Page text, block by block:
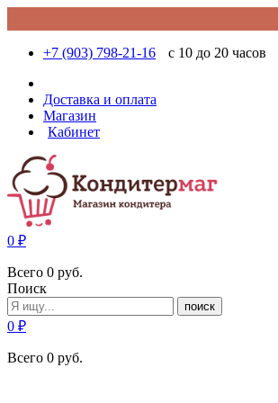
+7 (903) 798-21-16 с 10 до 20 часов
Доставка и оплата
Магазин
Кабинет
0 ₽
Всего 0 руб.
Поиск
поиск
0 ₽
Всего 0 руб.